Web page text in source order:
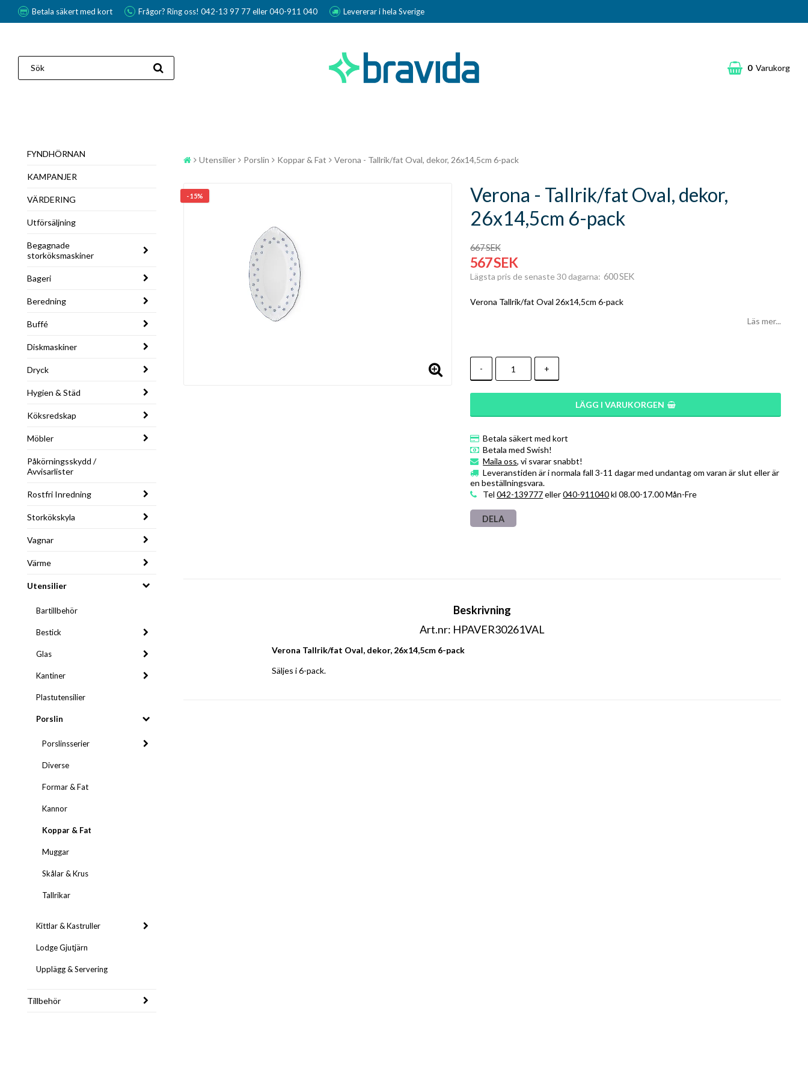
Betala säkert med kort Frågor? Ring oss! 042-13 97 77 eller 040-911 040 Levererar i hela Sverige
0 Varukorg
FYNDHÖRNAN
KAMPANJER
VÄRDERING
Utförsäljning
Begagnade
storköksmaskiner
Bageri
Beredning
Buffé
Diskmaskiner
Dryck
Hygien & Städ
Köksredskap
Möbler
Påkörningsskydd /
Avvisarlister
Rostfri Inredning
Storkökskyla
Vagnar
Värme
Utensilier
Bartillbehör
Bestick
Glas
Kantiner
Plastutensilier
Porslin
Porslinsserier
Diverse
Formar & Fat
Kannor
Koppar & Fat
Muggar
Skålar & Krus
Tallrikar
Kittlar & Kastruller
Lodge Gjutjärn
Upplägg & Servering
Tillbehör
Utensilier Porslin Koppar & Fat Verona - Tallrik/fat Oval, dekor, 26x14,5cm 6-pack
- 15%
Verona - Tallrik/fat Oval, dekor,
26x14,5cm 6-pack
667 SEK
567 SEK
Lägsta pris de senaste 30 dagarna 600 SEK
Verona Tallrik/fat Oval 26x14,5cm 6-pack
Läs mer...
- +
LÄGG I VARUKORGEN
Betala säkert med kort
Betala med Swish!
Maila oss, vi svarar snabbt!
Leveranstiden är i normala fall 3-11 dagar med undantag om varan är slut eller är
en beställningsvara.
Tel042-139777eller040-911040kl 08.00-17.00 Mån-Fre
DELA
Beskrivning
Art.nr: HPAVER30261VAL
Verona Tallrik/fat Oval, dekor, 26x14,5cm 6-pack
Säljes i 6-pack.